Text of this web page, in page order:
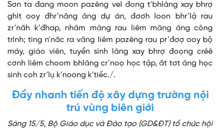
Sơn ta đang moon pazêng vel đong t’bhlâng xay bhrợ
ghít ooy đhr’năng âng dự án, đơơh loon bhr’lậ rau
zr’năh k’đhap, nhâm mâng rau liêm mâng âng công
trình; ting n’năc ra văng liêm pazêng rau pr’đơợ ooy bộ
máy, giáo viên, tuyển sinh lâng xay bhrợ đoọng crêê
cơnh liêm choom bhlâng cr’noọ học tập, ăt tơt âng học
sinh coh zr’lụ k’noong k’tiếc./.
Đẩy nhanh tiến độ xây dựng trường nội
trú vùng biên giới
Sáng 15/5, Bộ Giáo dục và Đào tạo (GD&ĐT) tổ chức hội